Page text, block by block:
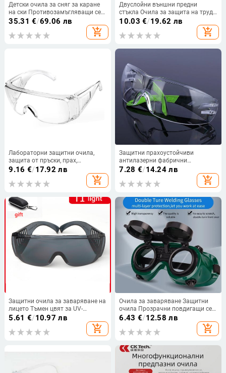
Детски очила за сняг за каране
на ски Противозамъгляващи се
двойни лещи UV400 защита
Удобни U-образни гъба Детски
ски очила за възраст 4-14
35.31 €/69.06 лв
add_shopping_cart
Двуслойни външни предни
стъкла Очила за защита на труда
PC Лещи Защитни монтирани на
дамски ски очила
10.03 €/19.62 лв
add_shopping_cart
Лабораторни защитни очила,
защита от пръски, прах,
запотяване, вятър и пясък
9.16 €/17.92 лв
add_shopping_cart
Защитни прахоустойчиви
антилазерни фабрични
лаборатории против удар очила
защита на очите предпазни
очила очила
7.28 €/14.24 лв
add_shopping_cart
Защитни очила за заваряване на
лицето Тъмен цвят за UV-
устойчиви Прозрачни за защита
срещу пръски Защитни очила
против замъгляване Работни
5.61 €/10.97 лв
add_shopping_cart
Очила за заваряване Защитни
очила Прозрачни повдигащи се
лещи Защитни очила за работа
на заварчици Защитни очила за
очи
6.43 €/12.58 лв
add_shopping_cart